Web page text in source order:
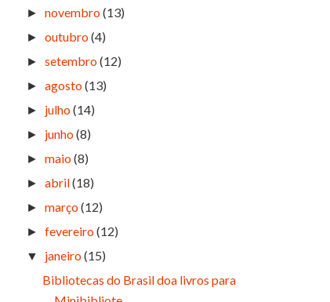
►novembro(13)
►outubro(4)
►setembro(12)
►agosto(13)
► julho(14)
► junho(8)
►maio(8)
►abril(18)
►março(12)
►fevereiro(12)
▼ janeiro(15)
Bibliotecas do Brasil doa livros para